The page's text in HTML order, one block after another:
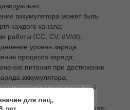
аккумулятора может быть
каждого канала;
работы (СС, CV, dV/dt);
уровня заряда
процесса заряда;
питания при достижении
аккумулятора;
и от неправильной
Li-ion аккумуляторов;
для лиц,